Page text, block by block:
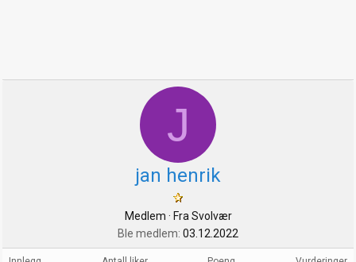
J
jan henrik
Medlem · FraSvolvær
Ble medlem 03.12.2022